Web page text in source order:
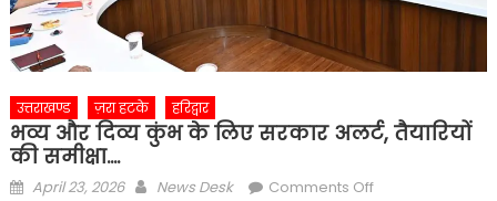
उत्तराखण्ड ज़रा हटके हरिद्वार
भव्य और दिव्य कुंभ के लिए सरकार अलर्ट, तैयारियों
की समीक्षा….
Posted
April 23, 2026 Author
News Desk Comments Offon